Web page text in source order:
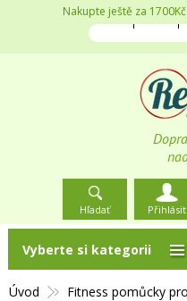
Nakupte ještě za
Hľadať Přihlásit
Úvod Fitness pomůcky
Vyberte si kategorii